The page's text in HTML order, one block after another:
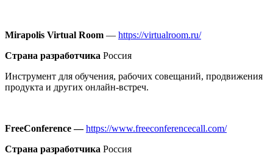
Mirapolis Virtual Room — https://virtualroom.ru/
Страна разработчика Россия
Инструмент для обучения, рабочих совещаний, продвижения
продукта и других онлайн-встреч.
FreeConference —https://www.freeconferencecall.com/
Страна разработчика Россия